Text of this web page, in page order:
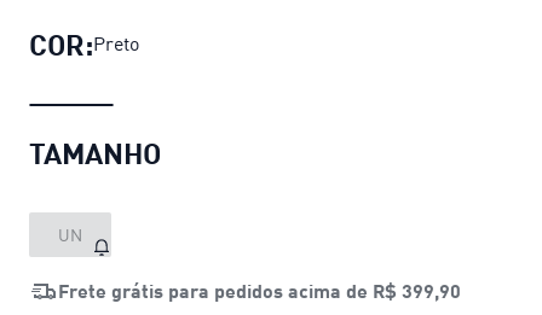
COR:Preto
TAMANHO
UN
Frete grátis para pedidos acima de R$ 399,90